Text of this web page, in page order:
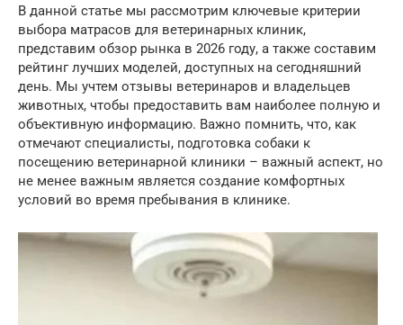
В данной статье мы рассмотрим ключевые критерии
выбора матрасов для ветеринарных клиник,
представим обзор рынка в 2026 году, а также составим
рейтинг лучших моделей, доступных на сегодняшний
день. Мы учтем отзывы ветеринаров и владельцев
животных, чтобы предоставить вам наиболее полную и
объективную информацию. Важно помнить, что, как
отмечают специалисты, подготовка собаки к
посещению ветеринарной клиники – важный аспект, но
не менее важным является создание комфортных
условий во время пребывания в клинике.